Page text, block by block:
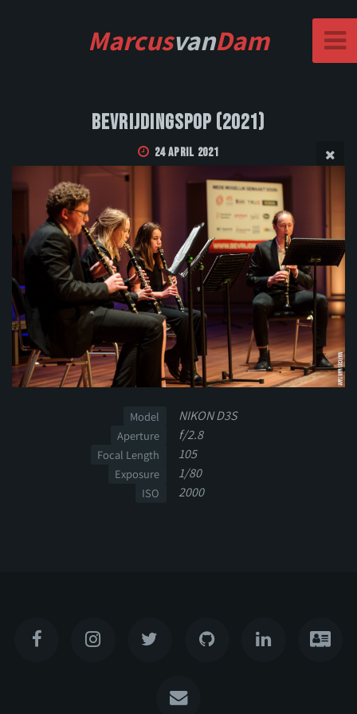
MarcusvanDam
Bevrijdingspop (2021)
24 April 2021
Model NIKON D3S
Aperture f/2.8
Focal Length 105
Exposure 1/80
ISO 2000